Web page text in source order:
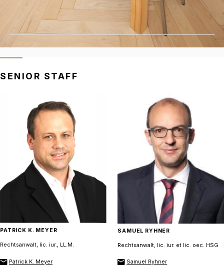
SENIOR STAFF
PATRICK K. MEYER
Rechtsanwalt, lic. iur., LL.M.
Patrick K. Meyer
SAMUEL RYHNER
Rechtsanwalt, lic. iur. et lic. oec. HSG
Samuel Ryhner